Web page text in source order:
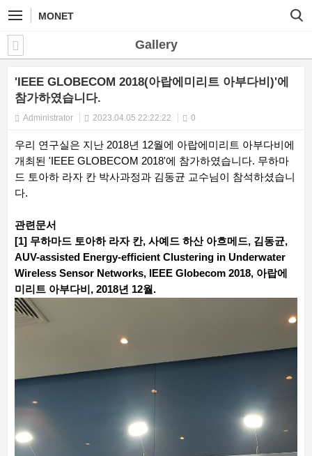
MONET
Gallery
'IEEE GLOBECOM 2018(아랍에미리트 아부다비)'에
참가하였습니다.
Administrator 2023.04.05 22:22:22 0
우리 연구실은 지난 2018년 12월에 아랍에미리트 아부다비에
개최된 'IEEE GLOBECOM 2018'에 참가하였습니다. 무하마
드 토아하 라자 칸 박사과정과 김동균 교수님이 참석하셨습니
다.
관련문서
[1] 무하마드 토아하 라자 칸, 사예드 하산 아흐메드, 김동균,
AUV-assisted Energy-efficient Clustering in Underwater
Wireless Sensor Networks, IEEE Globecom 2018, 아랍에
미리트 아부다비, 2018년 12월.